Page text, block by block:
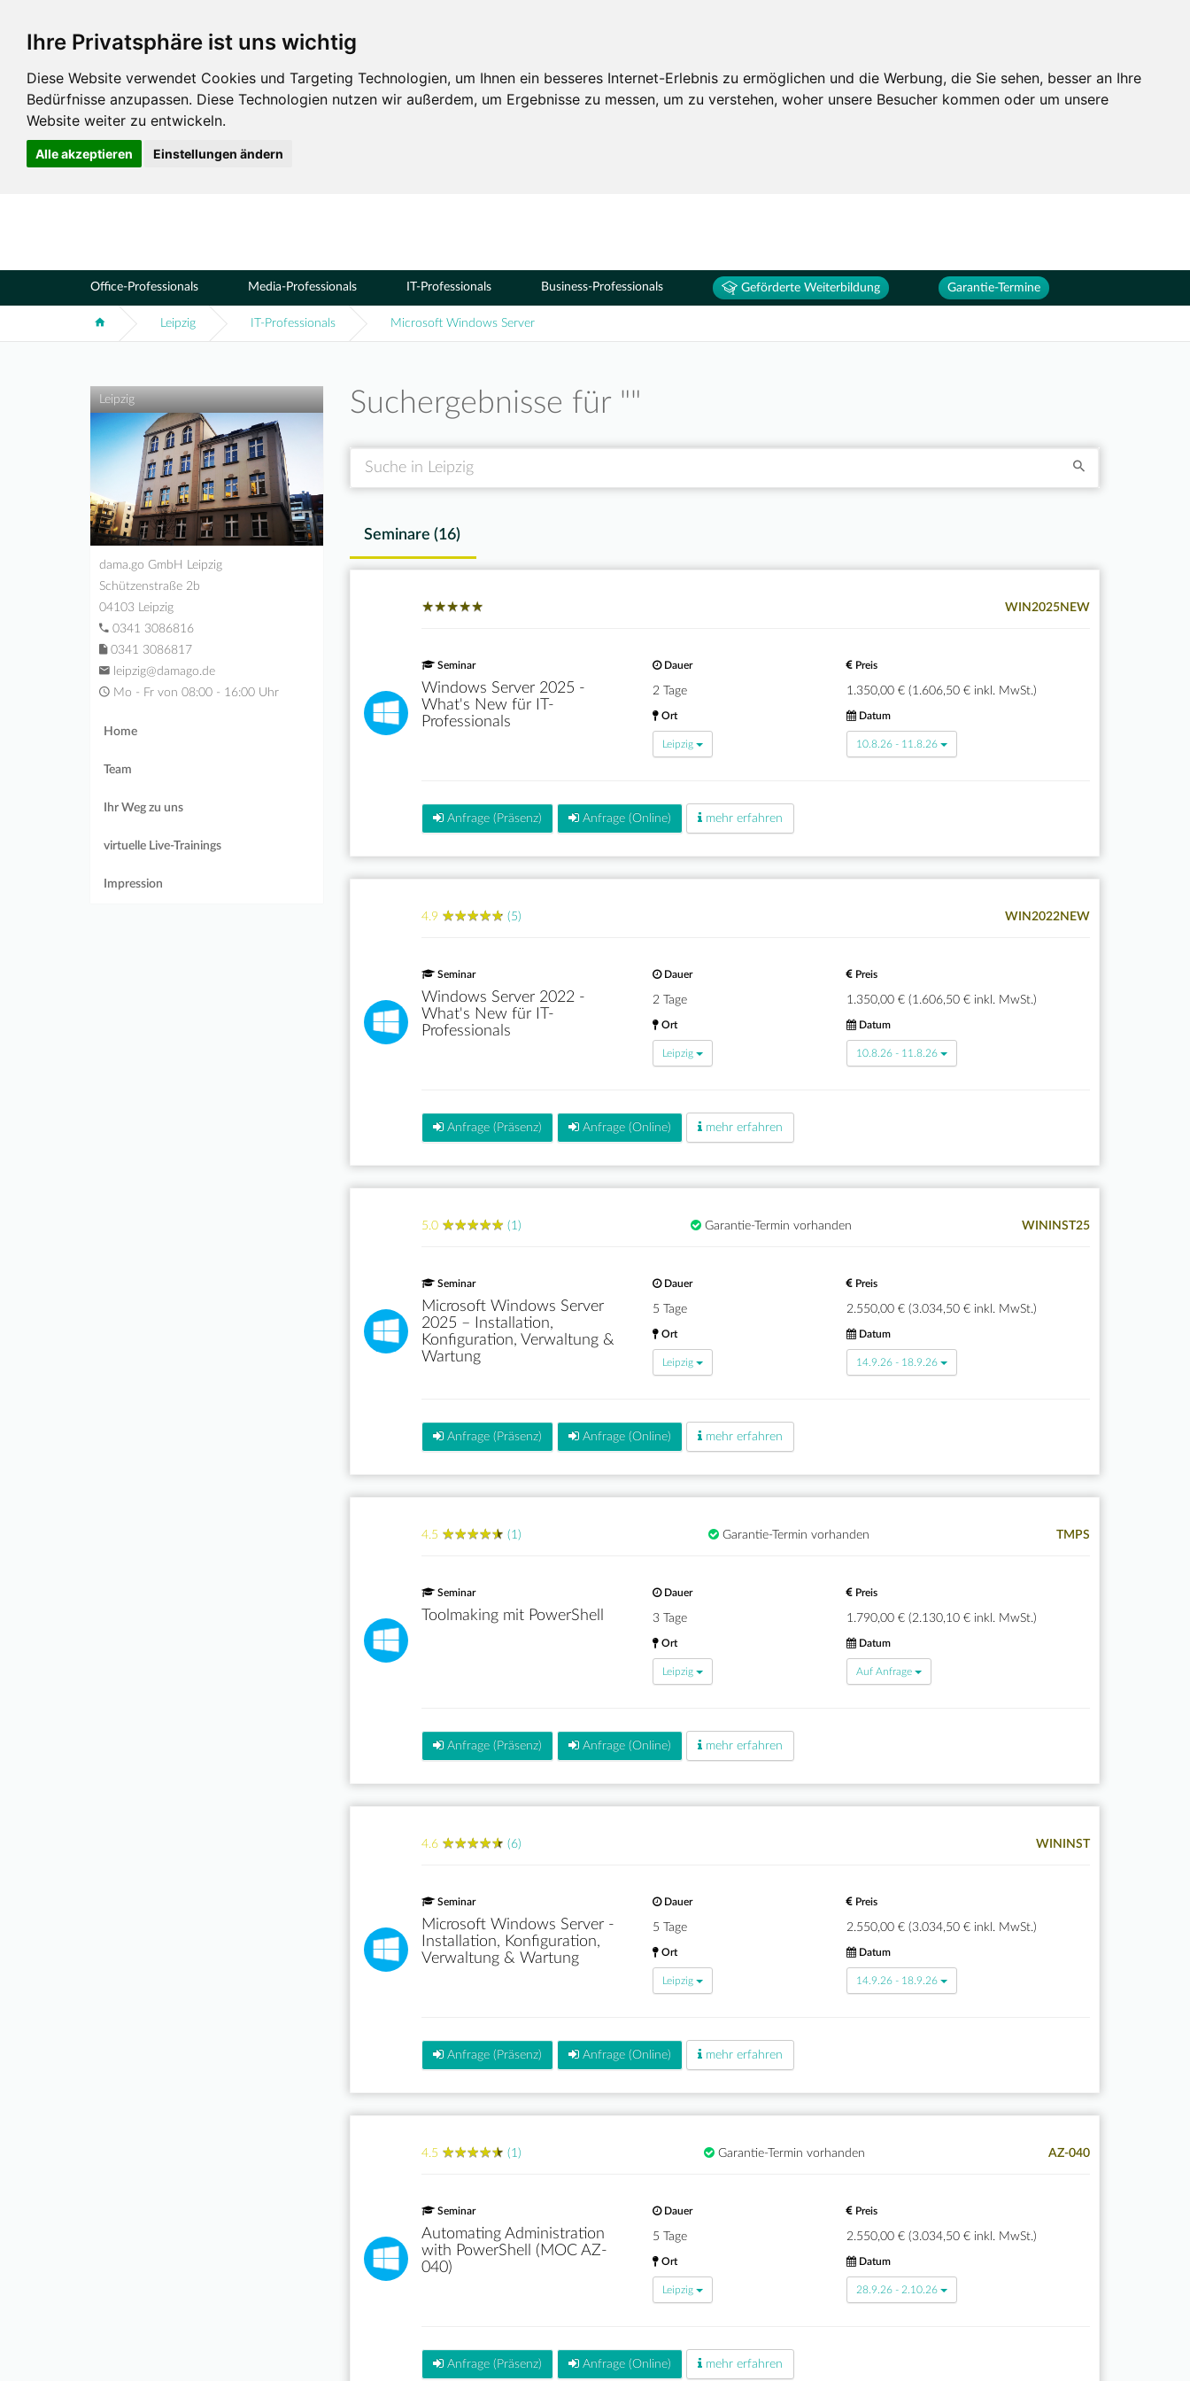
Ihre Privatsphäre ist uns wichtig
Diese Website verwendet Cookies und Targeting Technologien, um Ihnen ein besseres Internet-Erlebnis zu ermöglichen und die Werbung, die Sie sehen, besser an Ihre
Bedürfnisse anzupassen. Diese Technologien nutzen wir außerdem, um Ergebnisse zu messen, um zu verstehen, woher unsere Besucher kommen oder um unsere
Website weiter zu entwickeln.
Alle akzeptieren Einstellungen ändern
Standorte
Leipzig
Office-Professionals Media-Professionals IT-Professionals Business-Professionals Geförderte Weiterbildung Garantie-Termine
Leipzig IT-Professionals Microsoft Windows Server
Suchergebnisse für ""
Seminare (16)
★★★★★
★★★★★ WIN2025NEW
Seminar
Windows Server 2025 -
What's New für IT-
Professionals
Dauer
2 Tage
Preis
1.350,00 € (1.606,50 € inkl. MwSt.)
Ort
Leipzig
Datum
10.8.26 - 11.8.26
Anfrage (Präsenz) Anfrage (Online) mehr erfahren
4.9 ★★★★★
★★★★★ (5) WIN2022NEW
Seminar
Windows Server 2022 -
What's New für IT-
Professionals
Dauer
2 Tage
Preis
1.350,00 € (1.606,50 € inkl. MwSt.)
Ort
Leipzig
Datum
10.8.26 - 11.8.26
Anfrage (Präsenz) Anfrage (Online) mehr erfahren
5.0 ★★★★★
★★★★★ (1) Garantie-Termin vorhanden WININST25
Seminar
Microsoft Windows Server
2025 – Installation,
Konfiguration, Verwaltung &
Wartung
Dauer
5 Tage
Preis
2.550,00 € (3.034,50 € inkl. MwSt.)
Ort
Leipzig
Datum
14.9.26 - 18.9.26
Anfrage (Präsenz) Anfrage (Online) mehr erfahren
4.5 ★★★★★
★★★★★ (1) Garantie-Termin vorhanden TMPS
Seminar
Toolmaking mit PowerShell
Dauer
3 Tage
Preis
1.790,00 € (2.130,10 € inkl. MwSt.)
Ort
Leipzig
Datum
Auf Anfrage
Anfrage (Präsenz) Anfrage (Online) mehr erfahren
4.6 ★★★★★
★★★★★ (6) WININST
Seminar
Microsoft Windows Server -
Installation, Konfiguration,
Verwaltung & Wartung
Dauer
5 Tage
Preis
2.550,00 € (3.034,50 € inkl. MwSt.)
Ort
Leipzig
Datum
14.9.26 - 18.9.26
Anfrage (Präsenz) Anfrage (Online) mehr erfahren
4.5 ★★★★★
★★★★★ (1) Garantie-Termin vorhanden AZ-040
Seminar
Automating Administration
with PowerShell (MOC AZ-
040)
Dauer
5 Tage
Preis
2.550,00 € (3.034,50 € inkl. MwSt.)
Ort
Leipzig
Datum
28.9.26 - 2.10.26
Anfrage (Präsenz) Anfrage (Online) mehr erfahren
Leipzig
dama.go GmbH Leipzig
Schützenstraße 2b
04103 Leipzig
0341 3086816
0341 3086817
leipzig@damago.de
Mo - Fr von 08:00 - 16:00 Uhr
Home
Team
Ihr Weg zu uns
virtuelle Live-Trainings
Impression